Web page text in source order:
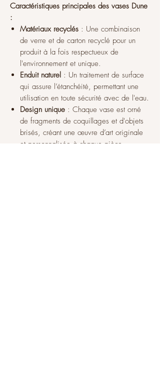
Caractéristiques principales des vases Dune
:
Matériaux recyclés : Une combinaison
de verre et de carton recyclé pour un
produit à la fois respectueux de
l'environnement et unique.
Enduit naturel : Un traitement de surface
qui assure l’étanchéité, permettant une
utilisation en toute sécurité avec de l'eau.
Design unique : Chaque vase est orné
de fragments de coquillages et d'objets
brisés, créant une œuvre d’art originale
et personnalisée à chaque pièce.